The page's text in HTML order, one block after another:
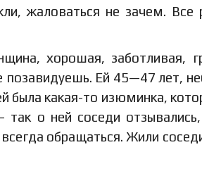
жаловаться не зачем. Все
хорошая, заботливая,
позавидуешь. Ей 45—47 лет,
была какая-то изюминка,
так о ней соседи
обращаться. Жили